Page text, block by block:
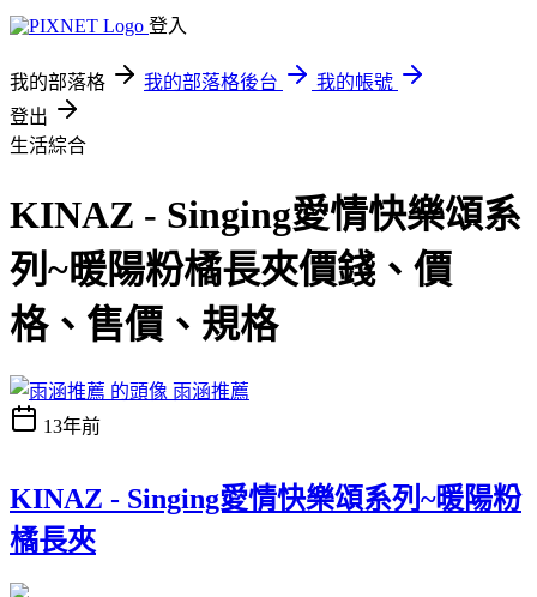
登入
我的部落格 我的部落格後台
我的帳號
登出
生活綜合
KINAZ - Singing愛情快樂頌系
列~暖陽粉橘長夾價錢、價
格、售價、規格
雨涵推薦
13年前
KINAZ - Singing愛情快樂頌系列~暖陽粉
橘長夾